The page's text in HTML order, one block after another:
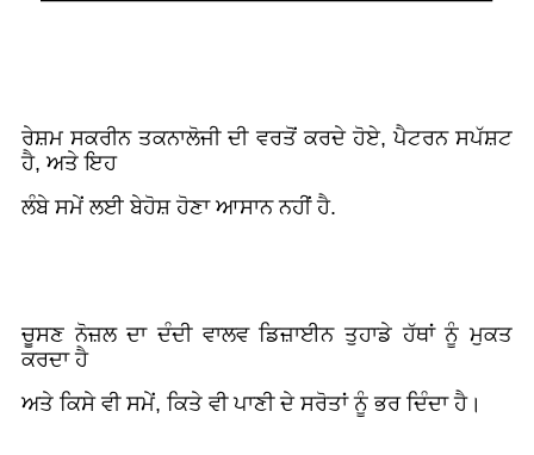
ਰੇਸ਼ਮ ਸਕਰੀਨ ਤਕਨਾਲੋਜੀ ਦੀ ਵਰਤੋਂ ਕਰਦੇ ਹੋਏ, ਪੈਟਰਨ ਸਪੱਸ਼ਟ
ਹੈ, ਅਤੇ ਇਹ
ਲੰਬੇ ਸਮੇਂ ਲਈ ਬੇਹੋਸ਼ ਹੋਣਾ ਆਸਾਨ ਨਹੀਂ ਹੈ.
ਚੂਸਣ ਨੋਜ਼ਲ ਦਾ ਦੰਦੀ ਵਾਲਵ ਡਿਜ਼ਾਈਨ ਤੁਹਾਡੇ ਹੱਥਾਂ ਨੂੰ ਮੁਕਤ
ਕਰਦਾ ਹੈ
ਅਤੇ ਕਿਸੇ ਵੀ ਸਮੇਂ, ਕਿਤੇ ਵੀ ਪਾਣੀ ਦੇ ਸਰੋਤਾਂ ਨੂੰ ਭਰ ਦਿੰਦਾ ਹੈ।